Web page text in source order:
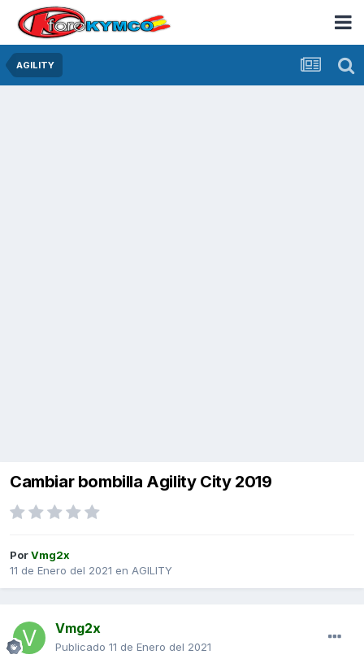
AGILITY
Cambiar bombilla Agility City 2019
PorVmg2x
11 de Enero del 2021 en AGILITY
Vmg2x
Publicado 11 de Enero del 2021